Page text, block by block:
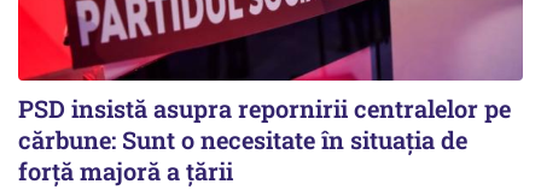
PSD insistă asupra repornirii centralelor pe
cărbune: Sunt o necesitate în situația de
forță majoră a țării